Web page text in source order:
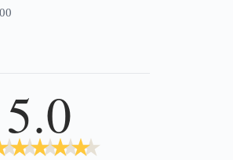
5.0
★
★ ★
★ ★
★ ★
★